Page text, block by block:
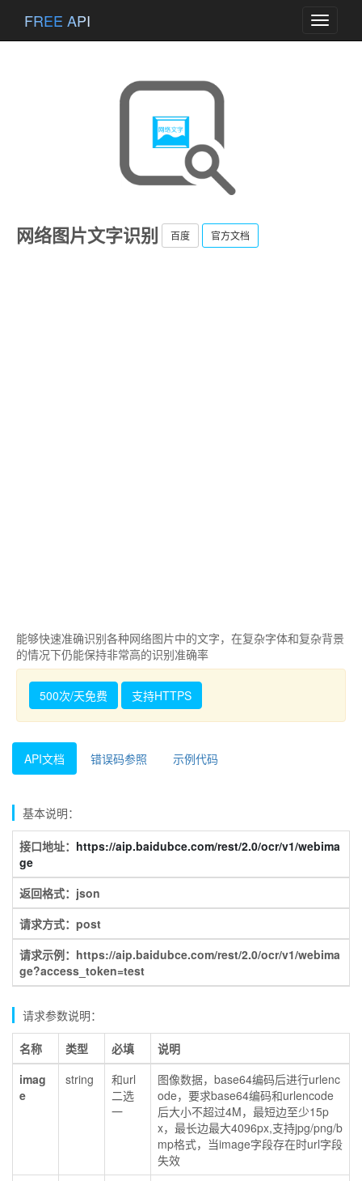
Toggle
FREE API
网络图片文字识别 百度 官方文档
能够快速准确识别各种网络图片中的文字，在复杂字体和复杂背景
的情况下仍能保持非常高的识别准确率
500次/天免费 支持HTTPS
API文档 错误码参照 示例代码
基本说明：
接口地址： https://aip.baidubce.com/rest/2.0/ocr/v1/webima
ge
返回格式：json
请求方式：post
请求示例：https://aip.baidubce.com/rest/2.0/ocr/v1/webima
ge?access_token=test
请求参数说明：
名称 类型 必填
说明
imag
e
string
和url
二选
一
图像数据，base64编码后进行urlenc
ode，要求base64编码和urlencode
后大小不超过4M，最短边至少15p
x，最长边最大4096px,支持jpg/png/b
mp格式，当image字段存在时url字段
失效